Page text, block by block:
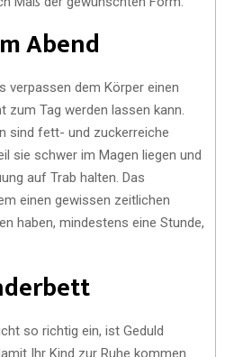
Abend
verpassen dem Körper einen
zum Tag werden lassen kann.
sind fett- und zuckerreiche
sie schwer im Magen liegen und
auf Trab halten. Das
einen gewissen zeitlichen
haben, mindestens eine Stunde,
so richtig ein, ist Geduld
Ihr Kind zur Ruhe kommen